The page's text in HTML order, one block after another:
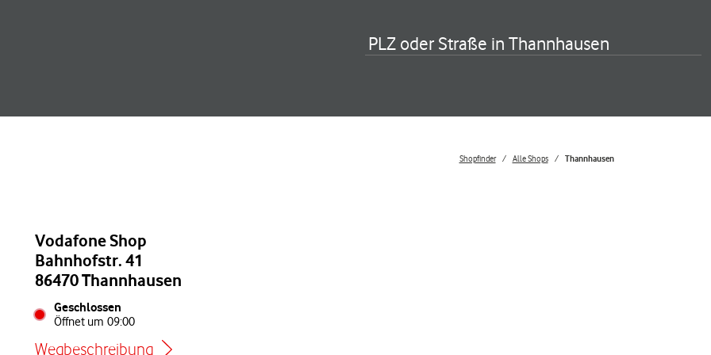
PLZ oder Straße in Thannhausen
Shopfinder Alle Shops Thannhausen
Vodafone Shop
Bahnhofstr. 41
86470 Thannhausen
Geschlossen
Öffnet um 09:00
Wegbeschreibung